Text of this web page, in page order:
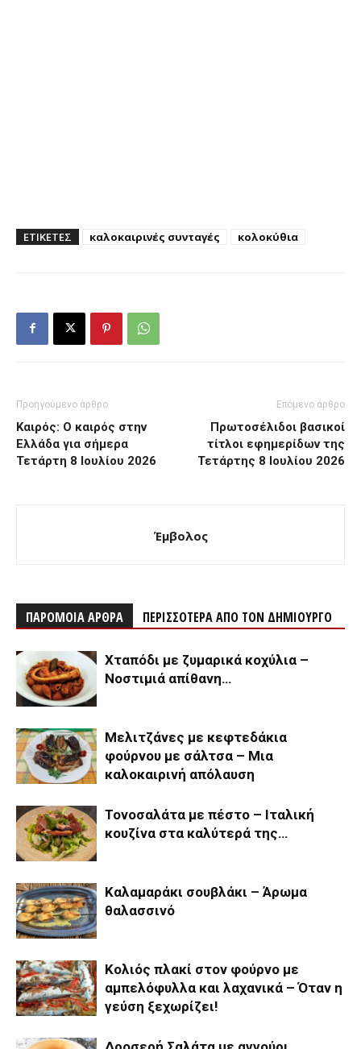
ΕΤΙΚΕΤΕΣ καλοκαιρινές συνταγές κολοκύθια
Προηγούμενο άρθρο
Καιρός: Ο καιρός στην
Ελλάδα για σήμερα
Τετάρτη 8 Ιουλίου 2026
Επόμενο άρθρο
Πρωτοσέλιδοι βασικοί
τίτλοι εφημερίδων της
Τετάρτης 8 Ιουλίου 2026
Έμβολος
ΠΑΡΟΜΟΙΑ ΑΡΘΡΑ ΠΕΡΙΣΣΟΤΕΡΑ ΑΠΟ ΤΟΝ ΔΗΜΙΟΥΡΓΟ
Χταπόδι με ζυμαρικά κοχύλια –
Νοστιμιά απίθανη…
Μελιτζάνες με κεφτεδάκια
φούρνου με σάλτσα – Μια
καλοκαιρινή απόλαυση
Τονοσαλάτα με πέστο – Ιταλική
κουζίνα στα καλύτερά της…
Καλαμαράκι σουβλάκι – Άρωμα
θαλασσινό
Κολιός πλακί στον φούρνο με
αμπελόφυλλα και λαχανικά – Όταν η
γεύση ξεχωρίζει!